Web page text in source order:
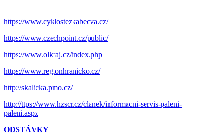
https://www.cyklostezkabecva.cz/
https://www.czechpoint.cz/public/
https://www.olkraj.cz/index.php
https://www.regionhranicko.cz/
http://skalicka.pmo.cz/
http://ttps://www.hzscr.cz/clanek/informacni-servis-paleni-
paleni.aspx
ODSTÁVKY